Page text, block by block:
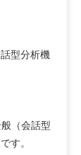
型分析機
（会話型
す。